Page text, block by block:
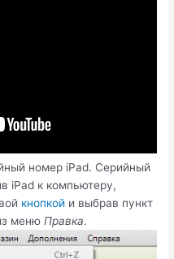
номер iPad. Серийный
iPad к компьютеру,
кнопкой и выбрав пункт
менюПравка.